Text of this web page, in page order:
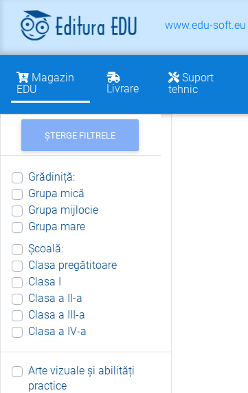
www.edu-soft.eu
Magazin
EDU
Livrare
Suport
tehnic
ȘTERGE FILTRELE
Grădiniță:
Grupa mică
Grupa mijlocie
Grupa mare
Școală:
Clasa pregătitoare
Clasa I
Clasa a II-a
Clasa a III-a
Clasa a IV-a
Arte vizuale și abilități
practice